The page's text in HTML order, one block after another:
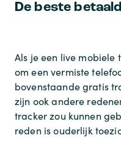
De beste
Als je een live
om een vermiste
bovenstaande gratis
zijn ook andere
tracker zou kunnen
reden is ouderlijk